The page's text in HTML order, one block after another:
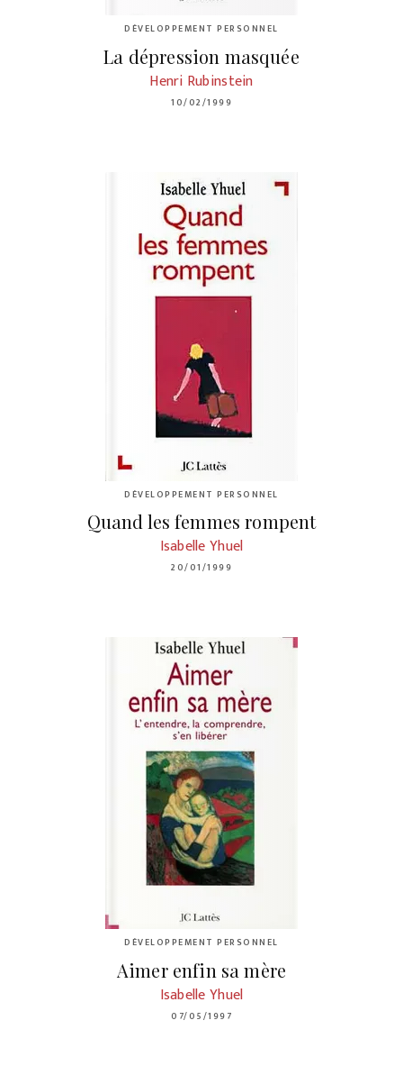
DÉVELOPPEMENT PERSONNEL
La dépression masquée
Henri Rubinstein
10/02/1999
DÉVELOPPEMENT PERSONNEL
Quand les femmes rompent
Isabelle Yhuel
20/01/1999
DÉVELOPPEMENT PERSONNEL
Aimer enfin sa mère
Isabelle Yhuel
07/05/1997